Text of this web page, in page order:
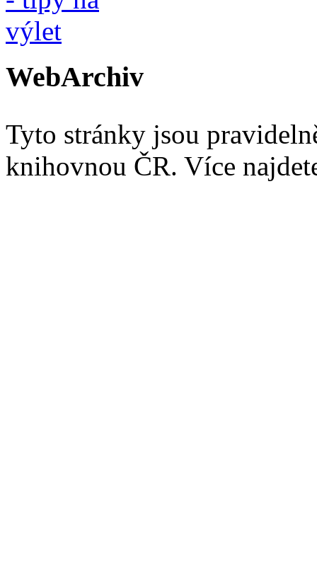
WebArchiv
Tyto stránky jsou
knihovnou ČR. Více